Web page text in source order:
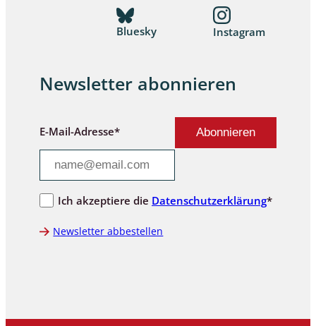
Bluesky Instagram
Newsletter abonnieren
E-Mail-Adresse*
Ich akzeptiere die Datenschutzerklärung*
Newsletter abbestellen